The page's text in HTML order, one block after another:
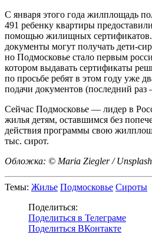
С января этого года жилплощадь
491 ребенку квартиры
помощью жилищных сертификатов.
документы могут получать дети-
но Подмосковье стало первым
котором выдавать сертификаты
по просьбе ребят в этом году уже
подачи документов (последний раз
Сейчас Подмосковье — лидер в
жилья детям, оставшимся без
действия программы свою
тыс. сирот.
Обложка: © Maria Ziegler / Unsplash
Темы: Жилье Подмосковье Сироты
Поделиться:
Поделиться в Телеграме
Поделиться ВКонтакте